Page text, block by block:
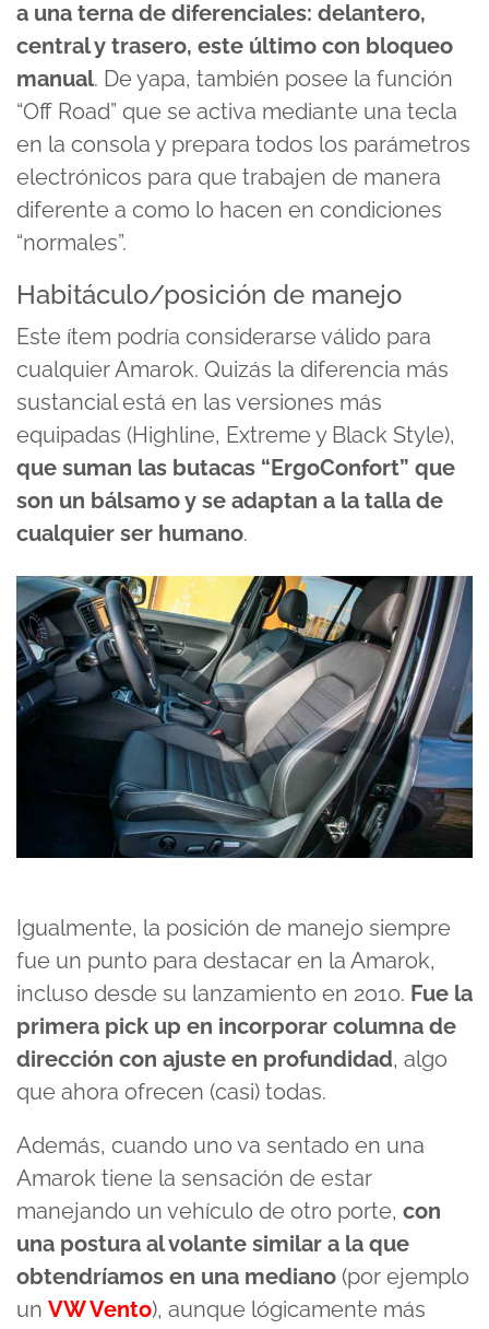
a una terna de diferenciales: delantero,
central y trasero, este último con bloqueo
manual. De yapa, también posee la función
“Off Road” que se activa mediante una tecla
en la consola y prepara todos los parámetros
electrónicos para que trabajen de manera
diferente a como lo hacen en condiciones
“normales”.
Habitáculo/posición de manejo
Este ítem podría considerarse válido para
cualquier Amarok. Quizás la diferencia más
sustancial está en las versiones más
equipadas (Highline, Extreme y Black Style),
que suman las butacas “ErgoConfort” que
son un bálsamo y se adaptan a la talla de
cualquier ser humano.
Igualmente, la posición de manejo siempre
fue un punto para destacar en la Amarok,
incluso desde su lanzamiento en 2010. Fue la
primera pick up en incorporar columna de
dirección con ajuste en profundidad, algo
que ahora ofrecen (casi) todas.
Además, cuando uno va sentado en una
Amarok tiene la sensación de estar
manejando un vehículo de otro porte, con
una postura al volante similar a la que
obtendríamos en una mediano (por ejemplo
un VW Vento), aunque lógicamente más